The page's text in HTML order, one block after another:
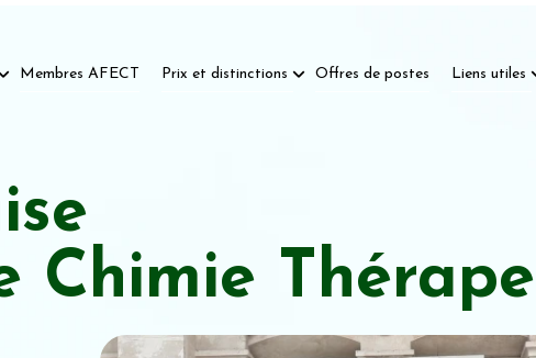
Membres AFECT Prix et distinctions Offres de postes Liens utiles
Chimie